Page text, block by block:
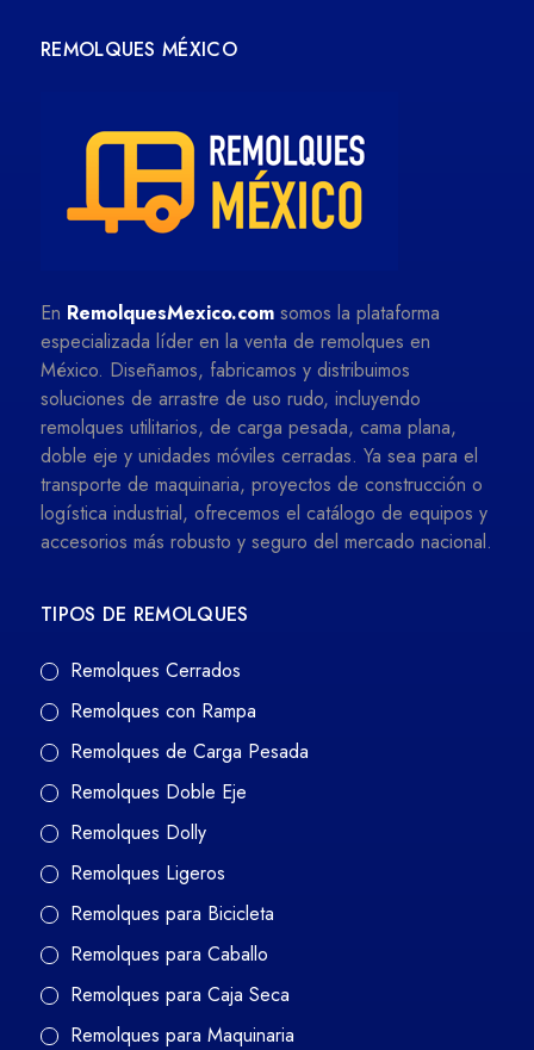
REMOLQUES MÉXICO
En RemolquesMexico.com somos la plataforma
especializada líder en la venta de remolques en
México. Diseñamos, fabricamos y distribuimos
soluciones de arrastre de uso rudo, incluyendo
remolques utilitarios, de carga pesada, cama plana,
doble eje y unidades móviles cerradas. Ya sea para el
transporte de maquinaria, proyectos de construcción o
logística industrial, ofrecemos el catálogo de equipos y
accesorios más robusto y seguro del mercado nacional.
TIPOS DE REMOLQUES
Remolques Cerrados
Remolques con Rampa
Remolques de Carga Pesada
Remolques Doble Eje
Remolques Dolly
Remolques Ligeros
Remolques para Bicicleta
Remolques para Caballo
Remolques para Caja Seca
Remolques para Maquinaria